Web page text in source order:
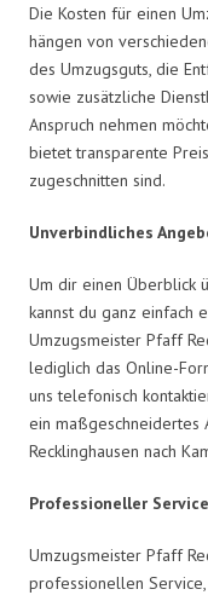
Die Kosten für einen
hängen von
des Umzugsguts, die
sowie zusätzliche
Anspruch nehmen
bietet transparente
zugeschnitten sind.
Unverbindliches
Um dir einen Überblick
kannst du ganz einfach
Umzugsmeister Pfaff
lediglich das Online-
uns telefonisch
ein maßgeschneidertes
Recklinghausen nach
Professioneller Service
Umzugsmeister Pfaff
professionellen